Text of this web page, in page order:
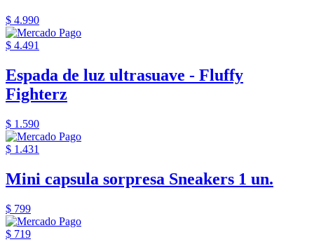
$ 4.990
$ 4.491
Espada de luz ultrasuave - Fluffy
Fighterz
$ 1.590
$ 1.431
Mini capsula sorpresa Sneakers 1 un.
$ 799
$ 719